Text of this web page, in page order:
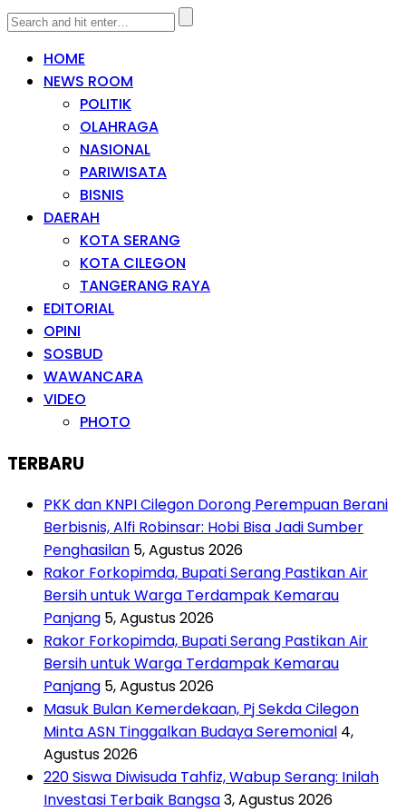
HOME
NEWS ROOM
POLITIK
OLAHRAGA
NASIONAL
PARIWISATA
BISNIS
DAERAH
KOTA SERANG
KOTA CILEGON
TANGERANG RAYA
EDITORIAL
OPINI
SOSBUD
WAWANCARA
VIDEO
PHOTO
TERBARU
PKK dan KNPI Cilegon Dorong Perempuan Berani
Berbisnis, Alfi Robinsar: Hobi Bisa Jadi Sumber
Penghasilan 5, Agustus 2026
Rakor Forkopimda, Bupati Serang Pastikan Air
Bersih untuk Warga Terdampak Kemarau
Panjang 5, Agustus 2026
Rakor Forkopimda, Bupati Serang Pastikan Air
Bersih untuk Warga Terdampak Kemarau
Panjang 5, Agustus 2026
Masuk Bulan Kemerdekaan, Pj Sekda Cilegon
Minta ASN Tinggalkan Budaya Seremonial 4,
Agustus 2026
220 Siswa Diwisuda Tahfiz, Wabup Serang: Inilah
Investasi Terbaik Bangsa3, Agustus 2026